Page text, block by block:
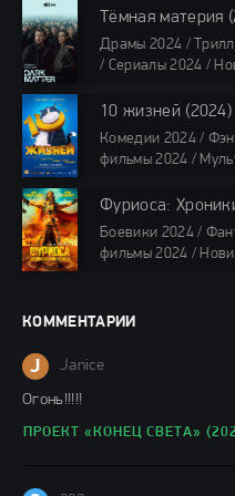
Сериалы в озвучке
онлайн
40 мин
Тёмная материя
Драмы 2024 /
/ Сериалы 2024 /
Сериалы в озвучке
HDrezka Studio /
все серии по 45 мин.
10 жизней (2024)
Комедии 2024 /
фильмы 2024 /
/ Фильмы 2024 /
фильмы онлайн
88 мин.
Фуриоса:
Боевики 2024 /
фильмы 2024 /
фильмы онлайн
КОММЕНТАРИИ
J Janice
Огонь!!!!!
ПРОЕКТ «КОНЕЦ СВЕТА»